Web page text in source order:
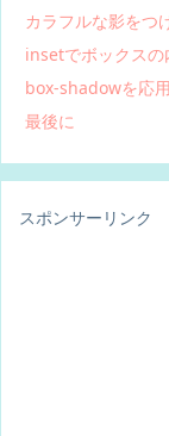
カラフルな影をつ
insetでボックスの
box-shadowを応
最後に
スポンサーリンク